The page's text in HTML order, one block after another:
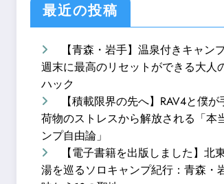
最近の投稿
【青森・岩手】温泉付きキャン
週末に最高のリセットができる大人
ハック
【積載限界の先へ】RAV4と僕が
荷物のストレスから解放される「本
ンプ自由論」
【電子書籍を出版しました】北
湯を巡るソロキャンプ紀行：青森・